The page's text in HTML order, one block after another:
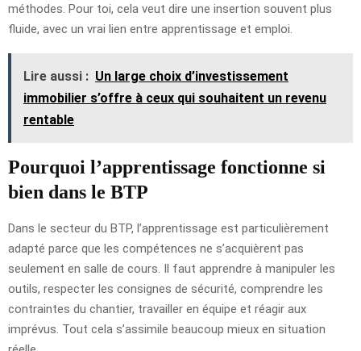
méthodes. Pour toi, cela veut dire une insertion souvent plus
fluide, avec un vrai lien entre apprentissage et emploi.
Lire aussi : Un large choix d’investissement
immobilier s’offre à ceux qui souhaitent un revenu
rentable
Pourquoi l’apprentissage fonctionne si
bien dans le BTP
Dans le secteur du BTP, l’apprentissage est particulièrement
adapté parce que les compétences ne s’acquièrent pas
seulement en salle de cours. Il faut apprendre à manipuler les
outils, respecter les consignes de sécurité, comprendre les
contraintes du chantier, travailler en équipe et réagir aux
imprévus. Tout cela s’assimile beaucoup mieux en situation